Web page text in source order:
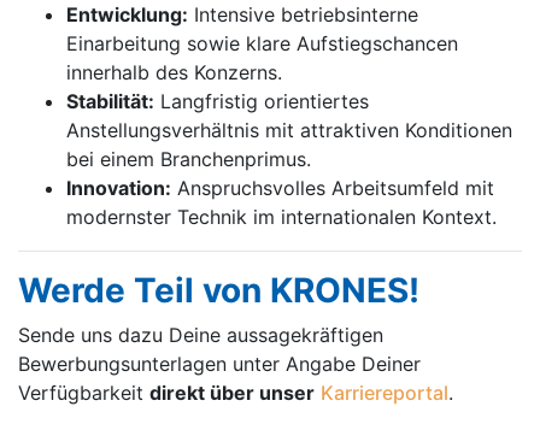
Entwicklung: Intensive betriebsinterne
Einarbeitung sowie klare Aufstiegschancen
innerhalb des Konzerns.
Stabilität: Langfristig orientiertes
Anstellungsverhältnis mit attraktiven Konditionen
bei einem Branchenprimus.
Innovation: Anspruchsvolles Arbeitsumfeld mit
modernster Technik im internationalen Kontext.
Werde Teil von KRONES!
Sende uns dazu Deine aussage­kräftigen
Bewerbungsunterlagen unter Angabe Deiner
Verfügbarkeit direkt über unser Karriereportal.